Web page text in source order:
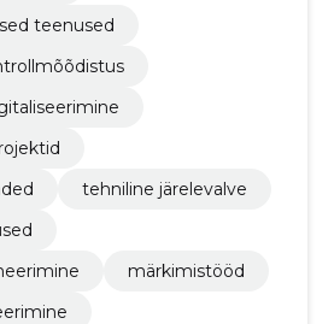
teenused
tehniline järelevalve
märkimistööd